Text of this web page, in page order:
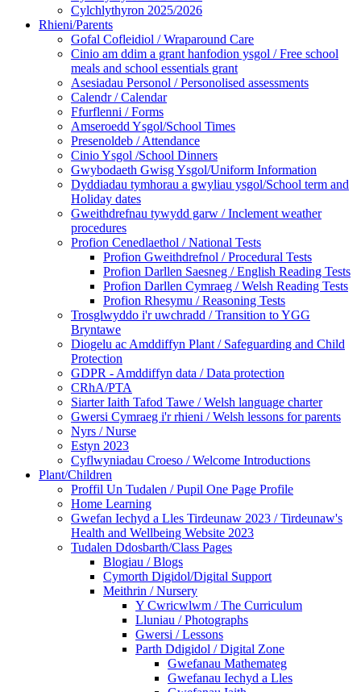
Cylchlythyron 2025/2026
Rhieni/Parents
Gofal Cofleidiol / Wraparound Care
Cinio am ddim a grant hanfodion ysgol / Free school
meals and school essentials grant
Asesiadau Personol / Personolised assessments
Calendr / Calendar
Ffurflenni / Forms
Amseroedd Ysgol/School Times
Presenoldeb / Attendance
Cinio Ysgol /School Dinners
Gwybodaeth Gwisg Ysgol/Uniform Information
Dyddiadau tymhorau a gwyliau ysgol/School term and
Holiday dates
Gweithdrefnau tywydd garw / Inclement weather
procedures
Profion Cenedlaethol / National Tests
Profion Gweithdrefnol / Procedural Tests
Profion Darllen Saesneg / English Reading Tests
Profion Darllen Cymraeg / Welsh Reading Tests
Profion Rhesymu / Reasoning Tests
Trosglwyddo i'r uwchradd / Transition to YGG
Bryntawe
Diogelu ac Amddiffyn Plant / Safeguarding and Child
Protection
GDPR - Amddiffyn data / Data protection
CRhA/PTA
Siarter Iaith Tafod Tawe / Welsh language charter
Gwersi Cymraeg i'r rhieni / Welsh lessons for parents
Nyrs / Nurse
Estyn 2023
Cyflwyniadau Croeso / Welcome Introductions
Plant/Children
Proffil Un Tudalen / Pupil One Page Profile
Home Learning
Gwefan Iechyd a Lles Tirdeunaw 2023 / Tirdeunaw's
Health and Wellbeing Website 2023
Tudalen Ddosbarth/Class Pages
Blogiau / Blogs
Cymorth Digidol/Digital Support
Meithrin / Nursery
Y Cwricwlwm / The Curriculum
Lluniau / Photographs
Gwersi / Lessons
Parth Ddigidol / Digital Zone
Gwefanau Mathemateg
Gwefanau Iechyd a Lles